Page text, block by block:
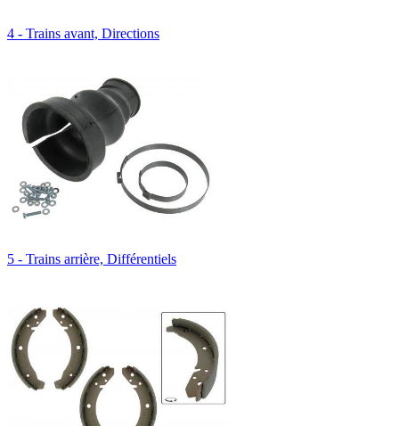
4 - Trains avant, Directions
5 - Trains arrière, Différentiels